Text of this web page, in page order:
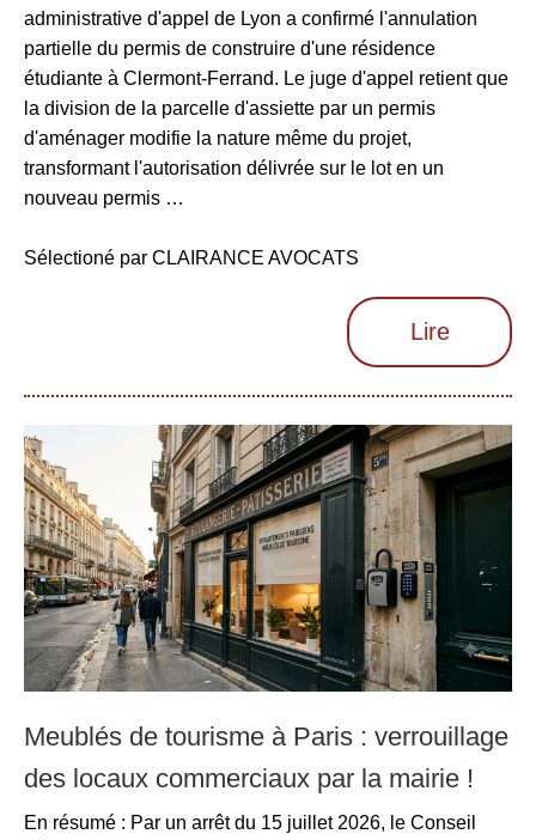
administrative d'appel de Lyon a confirmé l'annulation
partielle du permis de construire d'une résidence
étudiante à Clermont-Ferrand. Le juge d'appel retient que
la division de la parcelle d'assiette par un permis
d'aménager modifie la nature même du projet,
transformant l'autorisation délivrée sur le lot en un
nouveau permis …
Sélectioné par CLAIRANCE AVOCATS
Lire
Meublés de tourisme à Paris : verrouillage
des locaux commerciaux par la mairie !
En résumé : Par un arrêt du 15 juillet 2026, le Conseil